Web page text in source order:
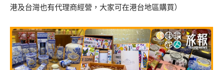
港及台灣也有代理商經營，大家可在港台地區購買）